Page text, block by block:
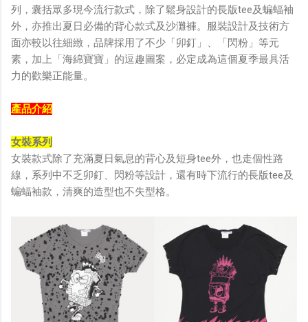
列，囊括眾多現今流行款式，除了鬆身設計的長版tee及蝙蝠袖
外，亦推出夏日必備的背心款式及沙灘褲。服裝設計及技術方
面亦較以往細緻，品牌採用了不少「卯釘」、「閃粉」等元
素，加上「海綿寶寶」的逗趣圖案，必定成為這個夏季最具活
力的歡樂正能量。
產品介紹
女裝系列
女裝款式除了充滿夏日氣息的背心及短身tee外，也走個性路
線，系列中不乏卯釘、閃粉等設計，還有時下流行的長版tee及
蝙蝠袖款，清爽的造型也不失型格。